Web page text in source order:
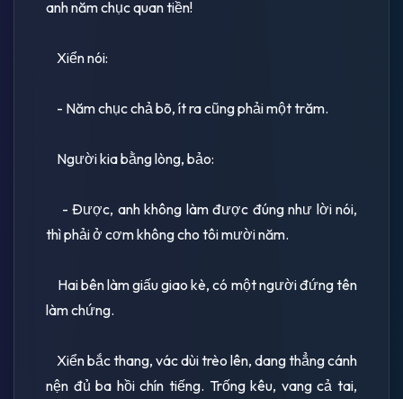
anh năm chục quan tiền!
Xiển nói:
- Năm chục chả bõ, ít ra cũng phải một trăm.
Người kia bằng lòng, bảo:
- Ðược, anh không làm được đúng như lời nói,
thì phải ở cơm không cho tôi mười năm.
Hai bên làm giấu giao kè, có một người đứng tên
làm chứng.
Xiển bắc thang, vác dùi trèo lên, dang thẳng cánh
nện đủ ba hồi chín tiếng. Trống kêu, vang cả tai,